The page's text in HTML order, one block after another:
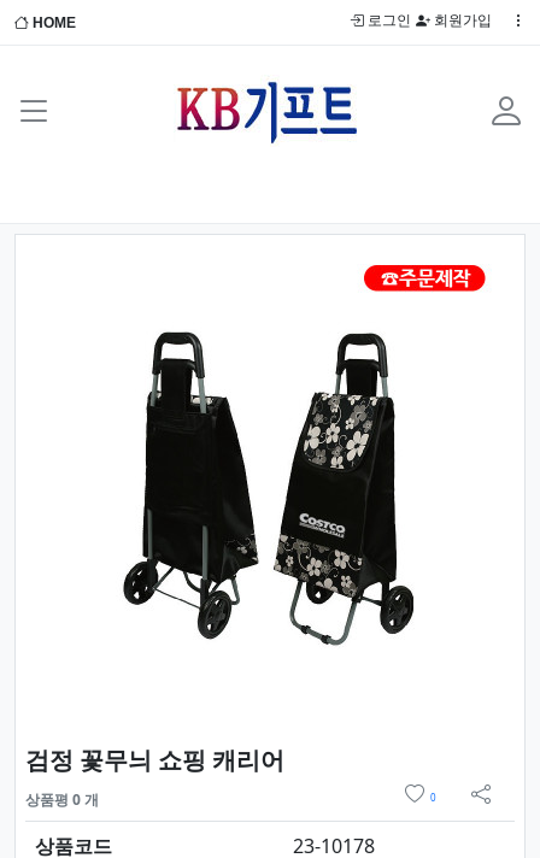
HOME 로그인 회원가입
검정 꽃무늬 쇼핑 캐리어
상품평 0 개 0
sns 공
상품코드
23-10178